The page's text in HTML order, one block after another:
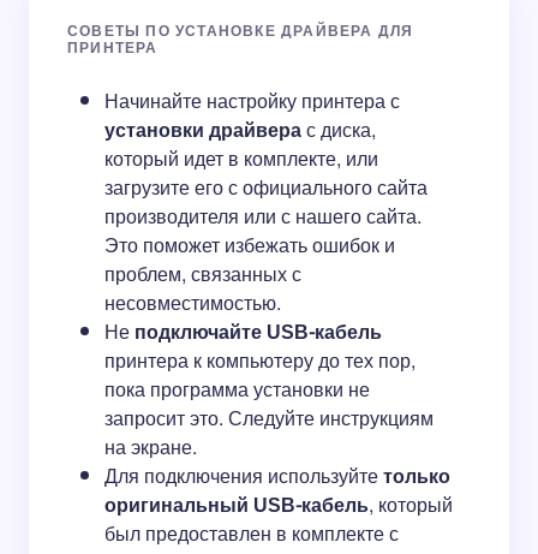
СОВЕТЫ ПО УСТАНОВКЕ ДРАЙВЕРА ДЛЯ
ПРИНТЕРА
Начинайте настройку принтера с
установки драйверас диска,
который идет в комплекте, или
загрузите его с официального сайта
производителя или с нашего сайта.
Это поможет избежать ошибок и
проблем, связанных с
несовместимостью.
Неподключайте USB-кабель
принтера к компьютеру до тех пор,
пока программа установки не
запросит это. Следуйте инструкциям
на экране.
Для подключения используйтетолько
оригинальный USB-кабель, который
был предоставлен в комплекте с